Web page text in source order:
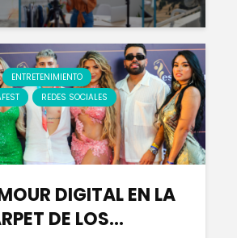
ENTRETENIMIENTO
REDES SOCIALES
DIGITAL EN LA
DE LOS...